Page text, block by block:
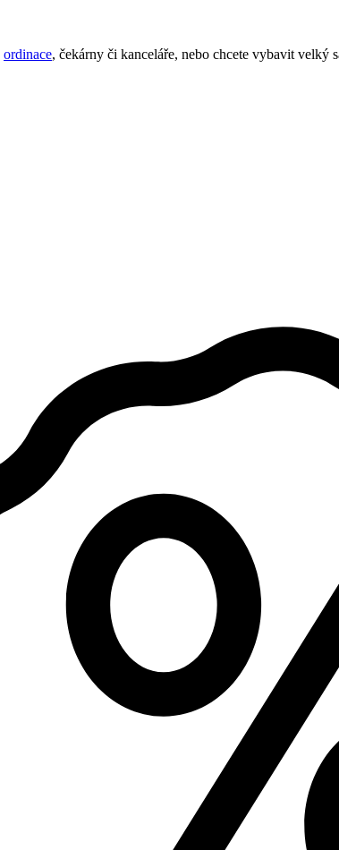
ordinace, čekárny či kanceláře, nebo chcete vybavit velký